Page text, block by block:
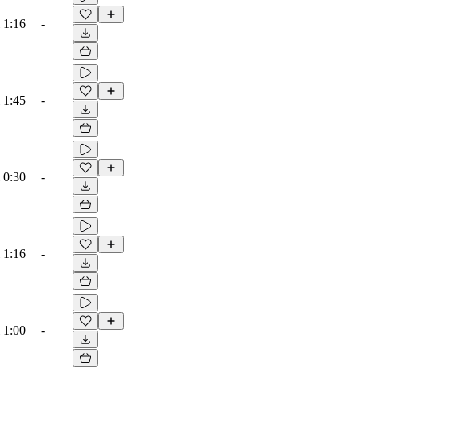
1:16 -
1:45 -
0:30 -
1:16 -
1:00 -